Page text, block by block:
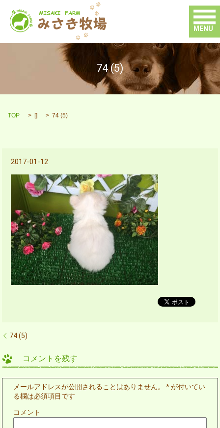
MENU
74 (5)
TOP [] 74 (5)
2017-01-12
74 (5)
コメントを残す
メールアドレスが公開されることはありません。 *が付いてい
る欄は必須項目です
コメント